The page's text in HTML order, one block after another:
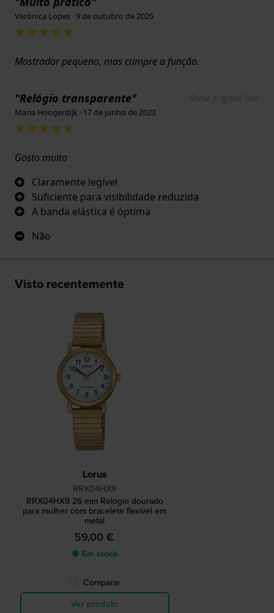
Verónica Lopes · 9 de outubro de 2025
Mostrador pequeno, mas cumpre a função.
"Relógio transparente" Show original text
Maria Hoogerdijk · 17 de junho de 2022
Gosto muito
Claramente legível
Suficiente para visibilidade reduzida
A banda elástica é óptima
Não
Visto recentemente
Lorus
RRX04HX9
RRX04HX9 26 mm Relógio dourado
para mulher com bracelete flexível em
metal
59,00 €
● Em stock
Comparar
Ver produto